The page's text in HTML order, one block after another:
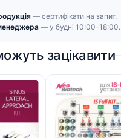
— сертифікати на запит.
— у будні 10:00–18:00.
зацікавити